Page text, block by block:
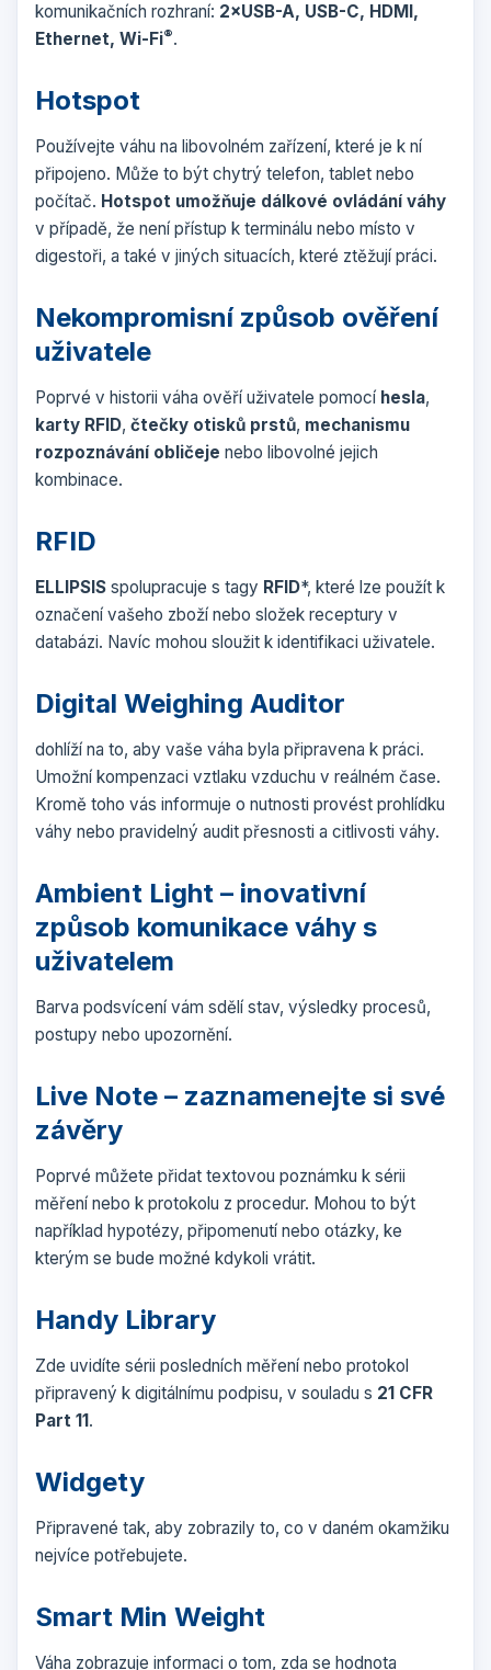
komunikačních rozhraní: 2×USB-A, USB-C, HDMI,
Ethernet, Wi-Fi®.
Hotspot
Používejte váhu na libovolném zařízení, které je k ní
připojeno. Může to být chytrý telefon, tablet nebo
počítač. Hotspot umožňuje dálkové ovládání váhy
v případě, že není přístup k terminálu nebo místo v
digestoři, a také v jiných situacích, které ztěžují práci.
Nekompromisní způsob ověření
uživatele
Poprvé v historii váha ověří uživatele pomocí hesla,
karty RFID, čtečky otisků prstů, mechanismu
rozpoznávání obličeje nebo libovolné jejich
kombinace.
RFID
ELLIPSIS spolupracuje s tagy RFID*, které lze použít k
označení vašeho zboží nebo složek receptury v
databázi. Navíc mohou sloužit k identifikaci uživatele.
Digital Weighing Auditor
dohlíží na to, aby vaše váha byla připravena k práci.
Umožní kompenzaci vztlaku vzduchu v reálném čase.
Kromě toho vás informuje o nutnosti provést prohlídku
váhy nebo pravidelný audit přesnosti a citlivosti váhy.
Ambient Light – inovativní
způsob komunikace váhy s
uživatelem
Barva podsvícení vám sdělí stav, výsledky procesů,
postupy nebo upozornění.
Live Note – zaznamenejte si své
závěry
Poprvé můžete přidat textovou poznámku k sérii
měření nebo k protokolu z procedur. Mohou to být
například hypotézy, připomenutí nebo otázky, ke
kterým se bude možné kdykoli vrátit.
Handy Library
Zde uvidíte sérii posledních měření nebo protokol
připravený k digitálnímu podpisu, v souladu s 21 CFR
Part 11.
Widgety
Připravené tak, aby zobrazily to, co v daném okamžiku
nejvíce potřebujete.
Smart Min Weight
Váha zobrazuje informaci o tom, zda se hodnota